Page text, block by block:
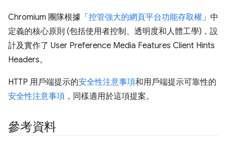
Chromium 團隊根據「控管強大的網頁平台功能存取權 」中
定義的核心原則 (包括使用者控制、透明度和人體工學)，設
計及實作了 User Preference Media Features Client Hints
Headers。
HTTP 用戶端提示的安全性注意事項和用戶端提示可靠性的
安全性注意事項 ，同樣適用於這項提案。
參考資料